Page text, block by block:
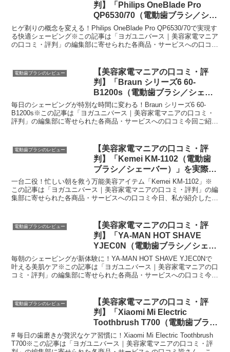
判】「Philips OneBlade Pro
QP6530/70（電動歯ブラシ／シェ
ーバー）」を実際に使ってみた正
直感想
ヒゲ剃りの概念を変える！Philips OneBlade Pro QP6530/70で実現す
る快適シェービング※この記事は「ヨガユニバース｜美容家電マニア
の口コミ・評判」の編集部に寄せられた各商品・サービスへの口コミ
電動歯ブラシのレビュー
【美容家電マニアの口コミ・評
判】「Braun シリーズ6 60-
B1200s（電動歯ブラシ／シェー
バー）」を実際に使ってみた正直
感想
毎日のシェービングが特別な時間に変わる！Braun シリーズ6 60-
B1200s※この記事は「ヨガユニバース｜美容家電マニアの口コミ・
評判」の編集部に寄せられた各商品・サービスへの口コミ今回ご紹介
電動歯ブラシのレビュー
【美容家電マニアの口コミ・評
判】「Kemei KM-1102（電動歯
ブラシ／シェーバー）」を実際に
使ってみた正直感想
一台二役！忙しい朝を救う万能美容アイテム「Kemei KM-1102」※
この記事は「ヨガユニバース｜美容家電マニアの口コミ・評判」の編
集部に寄せられた各商品・サービスへの口コミ今日、私が紹介したい
電動歯ブラシのレビュー
【美容家電マニアの口コミ・評
判】「YA-MAN HOT SHAVE
YJEC0N（電動歯ブラシ／シェー
バー）」を実際に使ってみた正直
感想
毎朝のシェービングが新体験に！YA-MAN HOT SHAVE YJEC0Nで
叶える美肌ケア※この記事は「ヨガユニバース｜美容家電マニアの口
コミ・評判」の編集部に寄せられた各商品・サービスへの口コミ今
電動歯ブラシのレビュー
【美容家電マニアの口コミ・評
判】「Xiaomi Mi Electric
Toothbrush T700（電動歯ブラシ
／シェーバー）」を実際に使って
みた正直感想
# 毎日の歯磨きが贅沢なケア習慣に！Xiaomi Mi Electric Toothbrush
T700※この記事は「ヨガユニバース｜美容家電マニアの口コミ・評